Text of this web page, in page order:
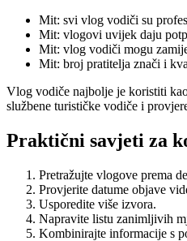
Mit: svi vlog vodiči su
Mit: vlogovi uvijek daju
Mit: vlog vodiči mogu
Mit: broj pratitelja znači i
Vlog vodiče najbolje je koristiti
službene turističke vodiče i
Praktični savjeti za
Pretražujte vlogove prema
Provjerite datume objave
Usporedite više izvora.
Napravite listu zanimljivih
Kombinirajte informacije s